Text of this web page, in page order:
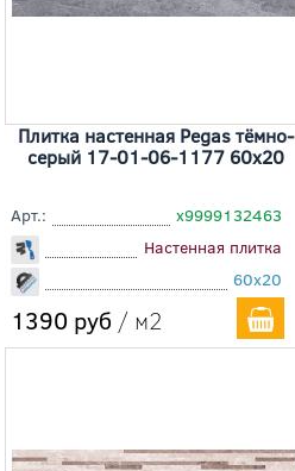
Плитка настенная Pegas тёмно-
серый 17-01-06-1177 60x20
Арт.:
х9999132463
Настенная плитка
60x20
1390 руб / м2